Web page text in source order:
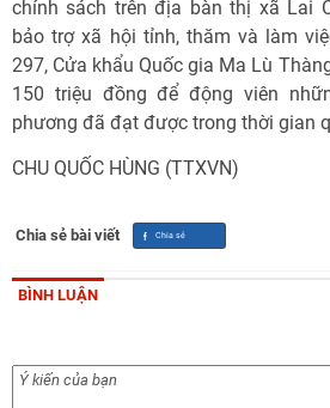
chính sách trên địa bàn thị xã Lai
bảo trợ xã hội tỉnh, thăm và làm
297, Cửa khẩu Quốc gia Ma Lù
150 triệu đồng để động viên
phương đã đạt được trong thời gian
CHU QUỐC HÙNG (TTXVN)
Chia sẻ bài viết
BÌNH LUẬN